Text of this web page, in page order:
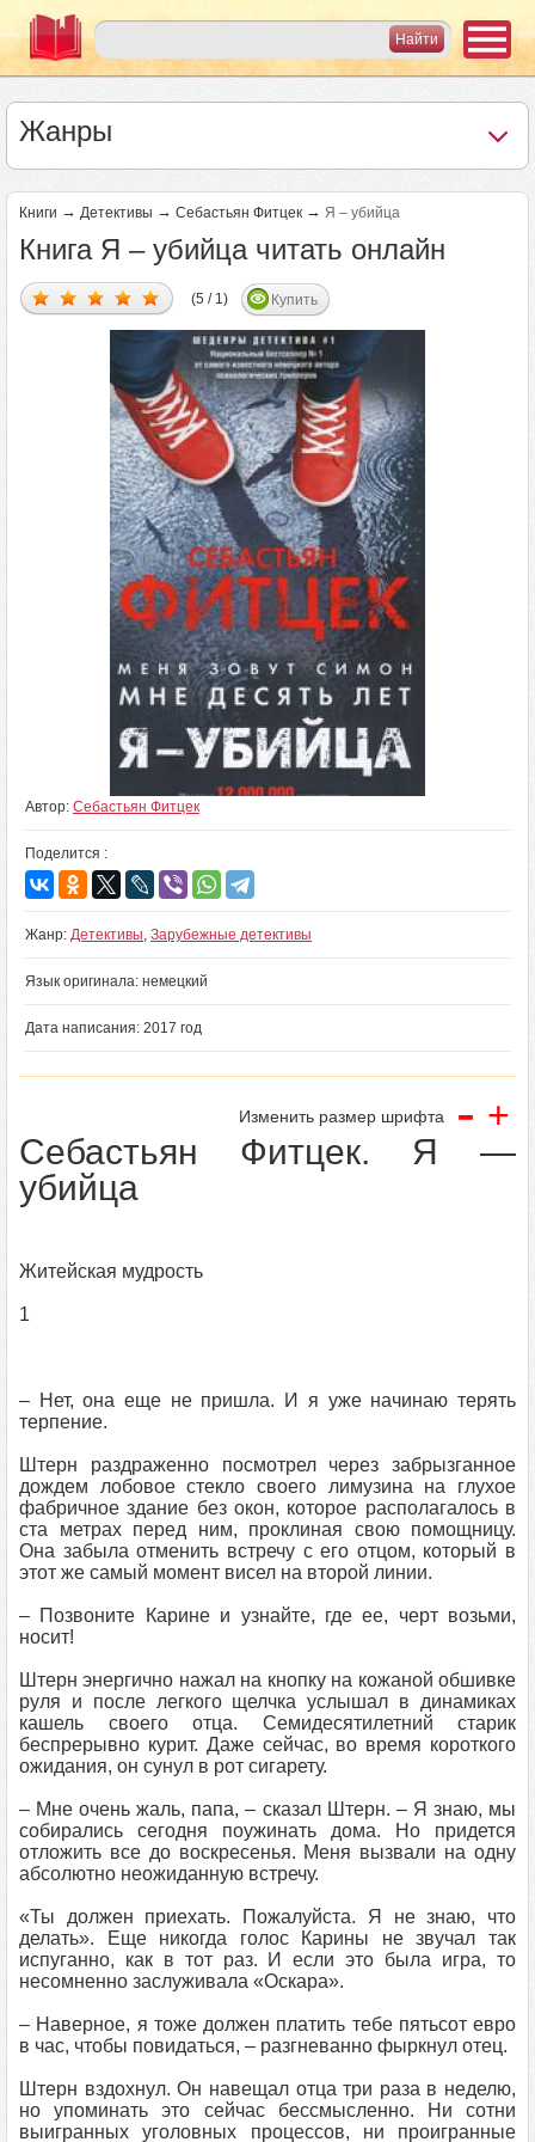
Жанры
Книги → Детективы → Себастьян Фитцек → Я – убийца
Книга Я – убийца читать онлайн
(5 / 1) Купить
Автор: Себастьян Фитцек
Поделится :
Жанр: Детективы, Зарубежные детективы
Язык оригинала: немецкий
Дата написания: 2017 год
Изменить размер шрифта - +
Себастьян Фитцек. Я —
убийца
Житейская мудрость
1
– Нет, она еще не пришла. И я уже начинаю терять
терпение.
Штерн раздраженно посмотрел через забрызганное
дождем лобовое стекло своего лимузина на глухое
фабричное здание без окон, которое располагалось в
ста метрах перед ним, проклиная свою помощницу.
Она забыла отменить встречу с его отцом, который в
этот же самый момент висел на второй линии.
– Позвоните Карине и узнайте, где ее, черт возьми,
носит!
Штерн энергично нажал на кнопку на кожаной обшивке
руля и после легкого щелчка услышал в динамиках
кашель своего отца. Семидесятилетний старик
беспрерывно курит. Даже сейчас, во время короткого
ожидания, он сунул в рот сигарету.
– Мне очень жаль, папа, – сказал Штерн. – Я знаю, мы
собирались сегодня поужинать дома. Но придется
отложить все до воскресенья. Меня вызвали на одну
абсолютно неожиданную встречу.
«Ты должен приехать. Пожалуйста. Я не знаю, что
делать». Еще никогда голос Карины не звучал так
испуганно, как в тот раз. И если это была игра, то
несомненно заслуживала «Оскара».
– Наверное, я тоже должен платить тебе пятьсот евро
в час, чтобы повидаться, – разгневанно фыркнул отец.
Штерн вздохнул. Он навещал отца три раза в неделю,
но упоминать это сейчас бессмысленно. Ни сотни
выигранных уголовных процессов, ни проигранные